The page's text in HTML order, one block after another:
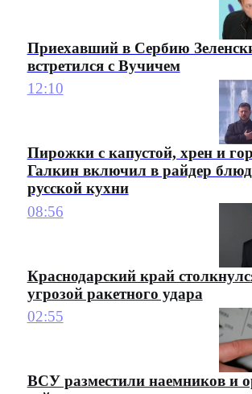
Приехавший в Сербию
встретился с Вучичем
12:10
Пирожки с капустой, хрен и
Галкин включил в райдер
русской кухни
08:56
Краснодарский край
угрозой ракетного удара
02:55
ВСУ разместили наемников и